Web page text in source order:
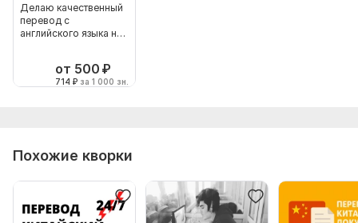
Делаю качественный
перевод с
английского языка на
от 500 ₽
714 ₽ за 1 000 зн.
Похожие кворки